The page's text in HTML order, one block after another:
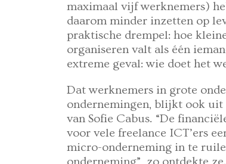
maximaal vijf werknemers)
daarom minder inzetten op
praktische drempel: hoe
organiseren valt als één
extreme geval: wie doet het
Dat werknemers in grote
ondernemingen, blijkt ook
van Sofie Cabus. “De
voor vele freelance ICT’ers
micro-onderneming in te